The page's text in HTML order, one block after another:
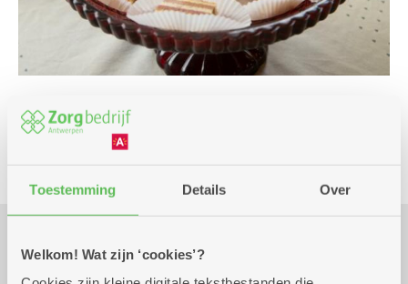
Toestemming Details Over
Welkom! Wat zijn ‘cookies’?
Culinair
Praktisch